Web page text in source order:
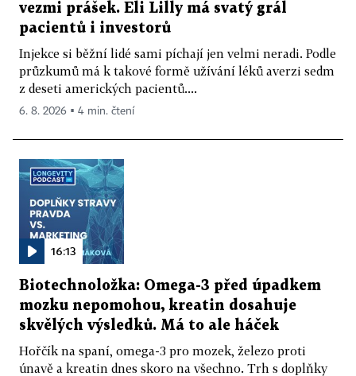
vezmi prášek. Eli Lilly má svatý grál
pacientů i investorů
Injekce si běžní lidé sami píchají jen velmi neradi. Podle
průzkumů má k takové formě užívání léků averzi sedm
z deseti amerických pacientů....
6. 8. 2026 ▪ 4 min. čtení
16:13
Biotechnoložka: Omega-3 před úpadkem
mozku nepomohou, kreatin dosahuje
skvělých výsledků. Má to ale háček
Hořčík na spaní, omega-3 pro mozek, železo proti
únavě a kreatin dnes skoro na všechno. Trh s doplňky